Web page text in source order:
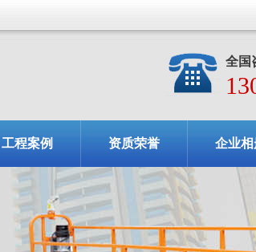
全国
工程案例 资质荣誉 企业相